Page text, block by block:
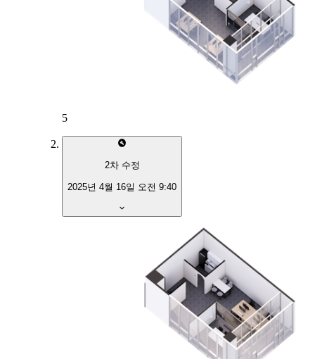
5
2차 수정
2025년 4월 16일 오전 9:40